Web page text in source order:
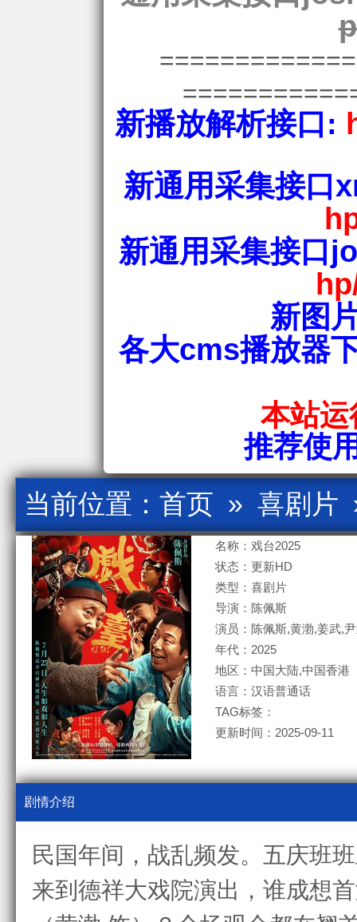
新播放解析接口:
新通用采集接口
新通用采集接口
新图
各大cms播放器
本站
推荐使
当前位置： 首页 » 喜剧片
名称：戏台2025
状态：更新HD
类型：喜剧片
导演：陈佩斯
演员：陈佩斯,黄渤,姜武,
年代：2025
地区：中国大陆,中国香港
语言：汉语普通话
TAG标签：
更新时间：2025-09-11
剧情介绍
民国年间，战乱频发。五庆班
来到德祥大戏院演出，谁成想